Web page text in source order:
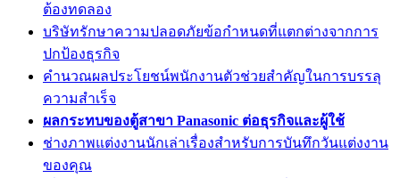
ต้องทดลอง
บริษัทรักษาความปลอดภัยข้อกำหนดที่แตกต่างจากการ
ปกป้องธุรกิจ
คำนวณผลประโยชน์พนักงานตัวช่วยสำคัญในการบรรลุ
ความสำเร็จ
ผลกระทบของตู้สาขา Panasonic ต่อธุรกิจและผู้ใช้
ช่างภาพแต่งงานนักเล่าเรื่องสำหรับการบันทึกวันแต่งงาน
ของคุณ